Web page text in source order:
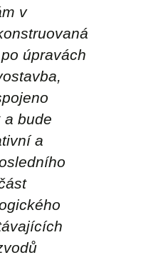
v
úpravách
a bude
a